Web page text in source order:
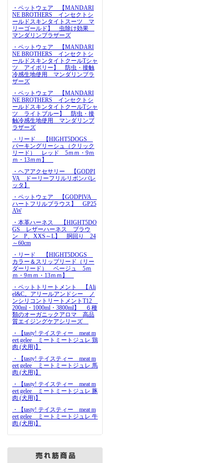
・ペットウェア 【MANDARI
NE BROTHERS インセクトシ
ールドスキンタイトスーツ マ
リーゴールド】 虫除け効果
マンダリンブラザーズ
・ペットウェア 【MANDARI
NE BROTHERS インセクトシ
ールドスキンタイトクールTシャ
ツ アイボリー】 防虫・接触
冷感生地使用 マンダリンブラ
ザーズ
・ペットウェア 【MANDARI
NE BROTHERS インセクトシ
ールドスキンタイトクールTシャ
ツ ライトブルー】 防虫・接
触冷感生地使用 マンダリンブ
ラザーズ
・リード 【HIGHT5DOGS
パーキングリーシュ（クリック
リード） レッド 5ｍｍ・9ｍ
ｍ・13ｍｍ】
・ヘアアクセサリー 【GODPI
VA ドーリーフリルリボンバレ
ッタ】
・ペットウェア 【GODPIVA
ハートフリルブラウス】 GP25
AW
・本革ハーネス 【HIGHT5DO
GS レザーハーネス ブラウ
ン P、XXS～L】 胴回り 24
～60cm
・リード 【HIGHT5DOGS
カラー＆スリップリード（リー
ダーリード） ベージュ 5ｍ
ｍ・9ｍｍ・13ｍｍ】
・ペットトリートメント 【Ali
el&C。アリールアンドシー ノ
ンシリコントリートメントT12
200ml・1000ml・3800ml】 ６種
類のオーガニックアロマ 高品
質エイジングケアシリーズ
・【tasty! テイスティー meat m
eet gelee ミートミートジュレ 鶏
肉 (犬用)】
・【tasty! テイスティー meat m
eet gelee ミートミートジュレ 馬
肉 (犬用)】
・【tasty! テイスティー meat m
eet gelee ミートミートジュレ 豚
肉 (犬用)】
・【tasty! テイスティー meat m
eet gelee ミートミートジュレ 牛
肉 (犬用)】